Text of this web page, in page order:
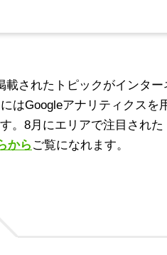
されたトピックがインタ
はGoogleアナリティクスを
。8月にエリアで注目され
から ご覧になれます。